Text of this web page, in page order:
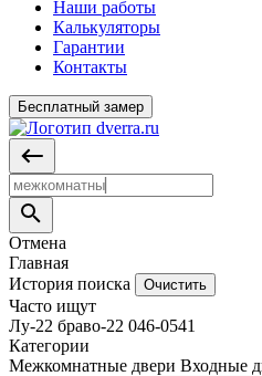
Наши работы
Калькуляторы
Гарантии
Контакты
Бесплатный замер
Отмена
Главная
История поиска
Очистить
Часто ищут
Лу-22 браво-22 046-0541
Категории
Межкомнатные двери Входные